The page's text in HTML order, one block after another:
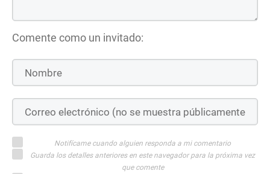
Comente como un invitado:
Notifícame cuando alguien responda a mi comentario
Guarda los detalles anteriores en este navegador para la próxima vez
que comente